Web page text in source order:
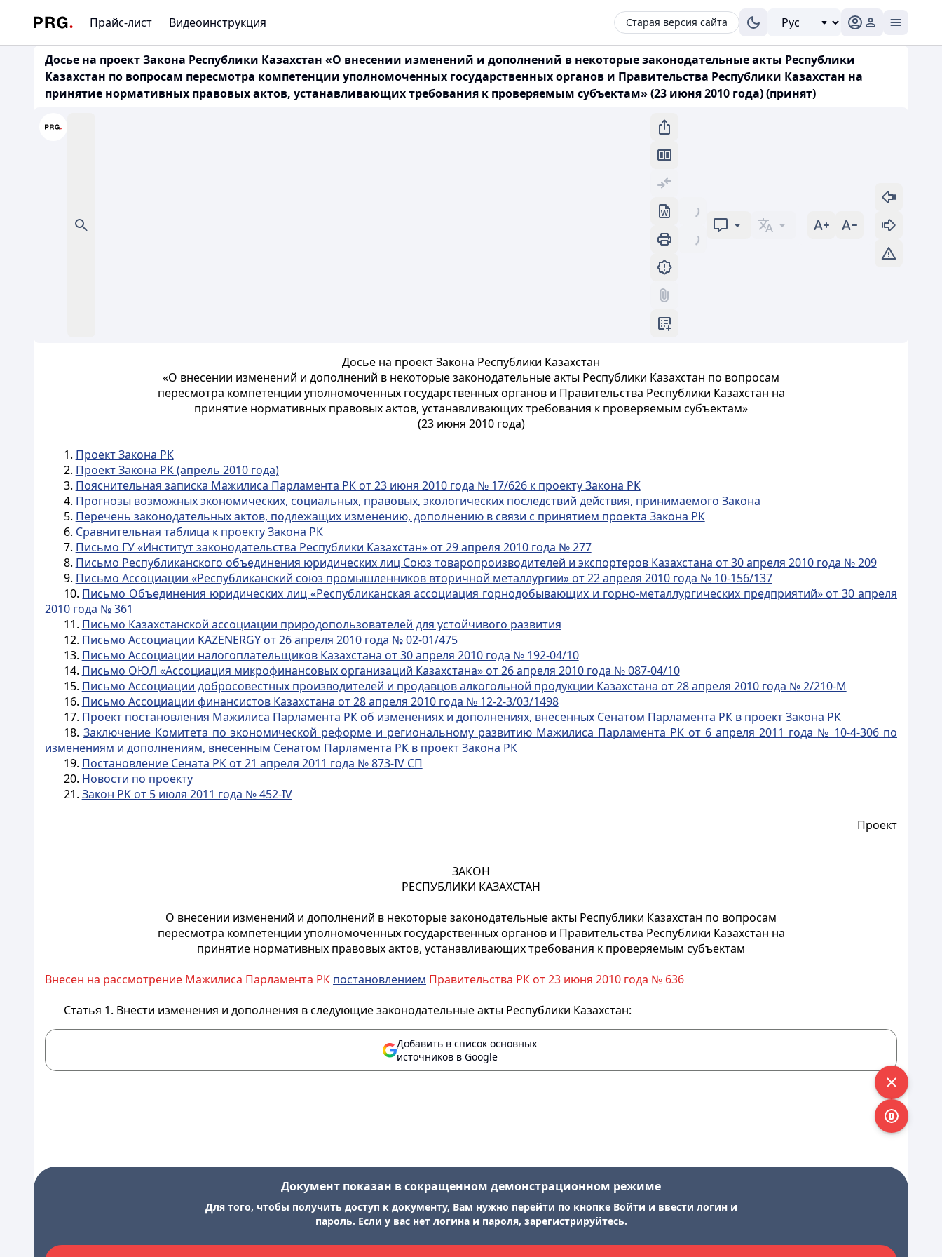
Прайс-лист Видеоинструкция Старая версия сайта
Досье на проект Закона Республики Казахстан «О внесении изменений и дополнений в некоторые законодательные акты Республики
Казахстан по вопросам пересмотра компетенции уполномоченных государственных органов и Правительства Республики Казахстан на
принятие нормативных правовых актов, устанавливающих требования к проверяемым субъектам» (23 июня 2010 года) (принят)
Досье на проект Закона Республики Казахстан
«О внесении изменений и дополнений в некоторые законодательные акты Республики Казахстан по вопросам
пересмотра компетенции уполномоченных государственных органов и Правительства Республики Казахстан на
принятие нормативных правовых актов, устанавливающих требования к проверяемым субъектам»
(23 июня 2010 года)
1. Проект Закона РК
2. Проект Закона РК (апрель 2010 года)
3. Пояснительная записка Мажилиса Парламента РК от 23 июня 2010 года № 17/626 к проекту Закона РК
4. Прогнозы возможных экономических, социальных, правовых, экологических последствий действия, принимаемого Закона
5. Перечень законодательных актов, подлежащих изменению, дополнению в связи с принятием проекта Закона РК
6. Сравнительная таблица к проекту Закона РК
7. Письмо ГУ «Институт законодательства Республики Казахстан» от 29 апреля 2010 года № 277
8. Письмо Республиканского объединения юридических лиц Союз товаропроизводителей и экспортеров Казахстана от 30 апреля 2010 года № 209
9. Письмо Ассоциации «Республиканский союз промышленников вторичной металлургии» от 22 апреля 2010 года № 10-156/137
10. Письмо Объединения юридических лиц «Республиканская ассоциация горнодобывающих и горно-металлургических предприятий» от 30 апреля
2010 года № 361
11. Письмо Казахстанской ассоциации природопользователей для устойчивого развития
12. Письмо Ассоциации KAZENERGY от 26 апреля 2010 года № 02-01/475
13. Письмо Ассоциации налогоплательщиков Казахстана от 30 апреля 2010 года № 192-04/10
14. Письмо ОЮЛ «Ассоциация микрофинансовых организаций Казахстана» от 26 апреля 2010 года № 087-04/10
15. Письмо Ассоциации добросовестных производителей и продавцов алкогольной продукции Казахстана от 28 апреля 2010 года № 2/210-М
16. Письмо Ассоциации финансистов Казахстана от 28 апреля 2010 года № 12-2-3/03/1498
17. Проект постановления Мажилиса Парламента РК об изменениях и дополнениях, внесенных Сенатом Парламента РК в проект Закона РК
18. Заключение Комитета по экономической реформе и региональному развитию Мажилиса Парламента РК от 6 апреля 2011 года № 10-4-306 по
изменениям и дополнениям, внесенным Сенатом Парламента РК в проект Закона РК
19. Постановление Сената РК от 21 апреля 2011 года № 873-IV СП
20. Новости по проекту
21. Закон РК от 5 июля 2011 года № 452-IV
Проект
ЗАКОН
РЕСПУБЛИКИ КАЗАХСТАН
О внесении изменений и дополнений в некоторые законодательные акты Республики Казахстан по вопросам
пересмотра компетенции уполномоченных государственных органов и Правительства Республики Казахстан на
принятие нормативных правовых актов, устанавливающих требования к проверяемым субъектам
Внесен на рассмотрение Мажилиса Парламента РК постановлением Правительства РК от 23 июня 2010 года № 636
Статья 1. Внести изменения и дополнения в следующие законодательные акты Республики Казахстан:
Добавить в список основных
источников в Google
Документ показан в сокращенном демонстрационном режиме
Для того, чтобы получить доступ к документу, Вам нужно перейти по кнопке Войти и ввести логин и
пароль. Если у вас нет логина и пароля, зарегистрируйтесь.